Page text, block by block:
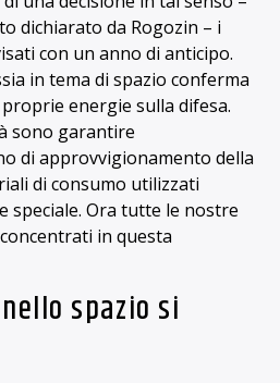
dichiarato da Rogozin – i
con un anno di anticipo.
in tema di spazio conferma
energie sulla difesa.
sono garantire
di approvvigionamento della
di consumo utilizzati
speciale. Ora tutte le nostre
in questa
spazio si